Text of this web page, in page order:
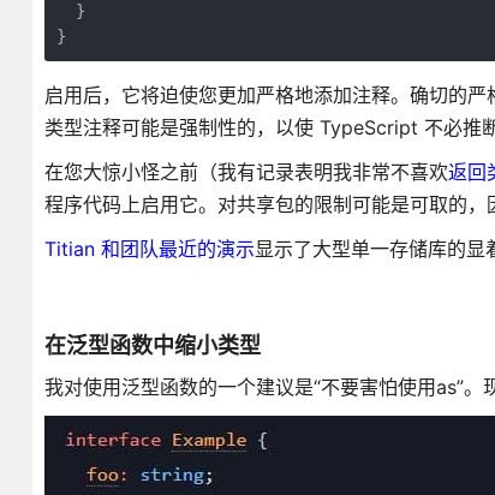
  }
}
启用后，它将迫使您更加严格地添加注释。确切的
类型注释可能是强制性的，以使 TypeScript 不必推断
在您大惊小怪之前（我有记录表明我非常不喜欢返回
程序代码上启用它。对共享包的限制可能是可取的
Titian 和团队最近的演示显示了大型单一存储库的
在泛型函数中缩小类型
我对使用泛型函数的一个建议是“不要害怕使用as”